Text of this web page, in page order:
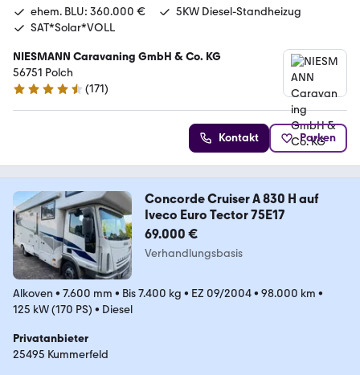
ehem. BLU: 360.000 €
5KW Diesel-Standheizug
SAT*Solar*VOLL
NIESMANN Caravaning GmbH & Co. KG
56751 Polch
4.7 Sterne
(171)
Kontakt Parken
Concorde Cruiser A 830 H auf
Iveco Euro Tector 75E17
69.000 €
Verhandlungsbasis
Alkoven • 7.600 mm • Bis 7.400 kg • EZ 09/2004• 98.000 km •
125 kW (170 PS) • Diesel
Privatanbieter
25495 Kummerfeld